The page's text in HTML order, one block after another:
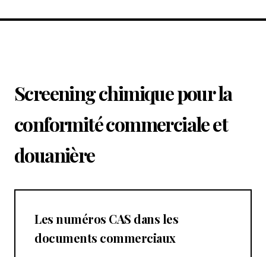
Screening chimique pour la
conformité commerciale et
douanière
Les numéros CAS dans les
documents commerciaux